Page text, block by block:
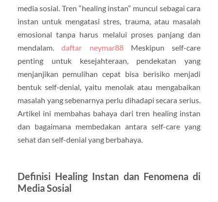
media sosial. Tren “healing instan” muncul sebagai cara
instan untuk mengatasi stres, trauma, atau masalah
emosional tanpa harus melalui proses panjang dan
mendalam.daftar neymar88Meskipun self-care
penting untuk kesejahteraan, pendekatan yang
menjanjikan pemulihan cepat bisa berisiko menjadi
bentuk self-denial, yaitu menolak atau mengabaikan
masalah yang sebenarnya perlu dihadapi secara serius.
Artikel ini membahas bahaya dari tren healing instan
dan bagaimana membedakan antara self-care yang
sehat dan self-denial yang berbahaya.
Definisi Healing Instan dan Fenomena di
Media Sosial